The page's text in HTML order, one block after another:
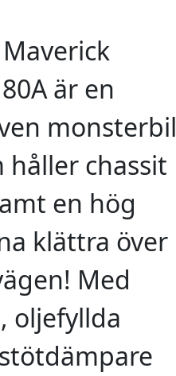
är en
monsterbil
håller chassit
en hög
klättra över
Med
oljefyllda